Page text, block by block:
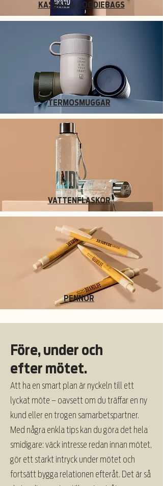
KASSAR & GOODIEBAGS
TERMOSMUGGAR
VATTENFLASKOR
PENNOR
Före, under och
efter mötet.
Att ha en smart plan är nyckeln till ett
lyckat möte – oavsett om du träffar en ny
kund eller en trogen samarbetspartner.
Med några enkla tips kan du göra det hela
smidigare: väck intresse redan innan mötet,
gör ett starkt intryck under mötet och
fortsätt bygga relationen efteråt. Det är så